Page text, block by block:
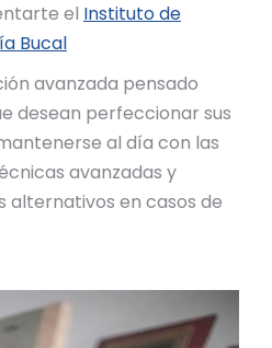
el Instituto de
Bucal
avanzada pensado
desean perfeccionar sus
al día con las
avanzadas y
en casos de